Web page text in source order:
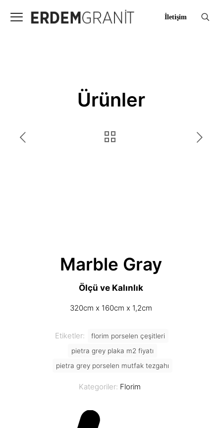
İletişim
Ürünler
Marble Gray
Ölçü ve Kalınlık
320cm x 160cm x 1,2cm
Kategoriler: Florim
Etiketler:
florim porselen çeşitleri
pietra grey plaka m2 fiyatı
pietra grey porselen mutfak tezgahı